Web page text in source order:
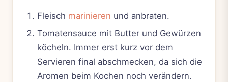
Fleisch marinieren und anbraten.
Tomatensauce mit Butter und Gewürzen
köcheln. Immer erst kurz vor dem
Servieren final abschmecken, da sich die
Aromen beim Kochen noch verändern.